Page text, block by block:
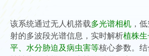
该系统通过无人机搭载多光谱相机 ，
射的多波段光谱信息，实时解析植株
平、水分胁迫及病虫害等核心参数‌。